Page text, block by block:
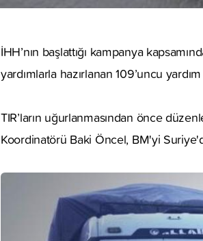
İHH’nın başlattığı kampanya
yardımlarla hazırlanan 109’uncu
TIR’ların uğurlanmasından önce
Koordinatörü Baki Öncel, BM'yi